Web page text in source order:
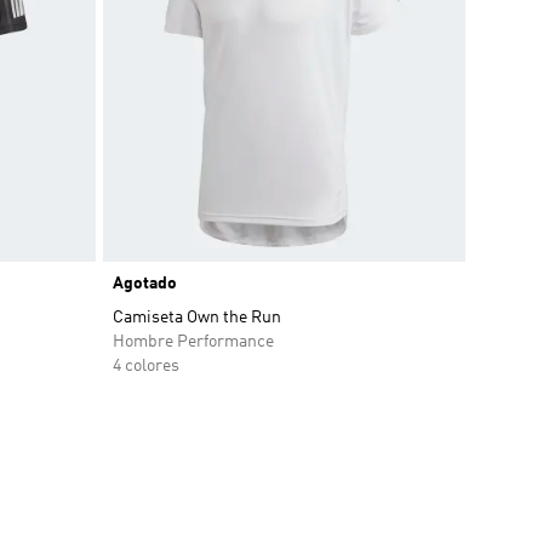
Agotado
Camiseta Own the Run
Hombre Performance
4 colores